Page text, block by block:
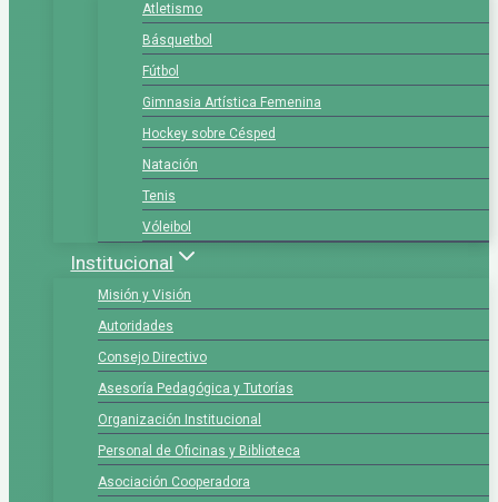
Atletismo
Básquetbol
Fútbol
Gimnasia Artística Femenina
Hockey sobre Césped
Natación
Tenis
Vóleibol
Institucional
Misión y Visión
Autoridades
Consejo Directivo
Asesoría Pedagógica y Tutorías
Organización Institucional
Personal de Oficinas y Biblioteca
Asociación Cooperadora